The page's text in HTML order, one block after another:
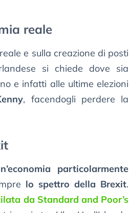
reale
e sulla creazione di posti
si chiede dove sia
e infatti alle ultime elezioni
, facendogli perdere la
particolarmente
lo spettro della Brexit.
da Standard and Poor’s